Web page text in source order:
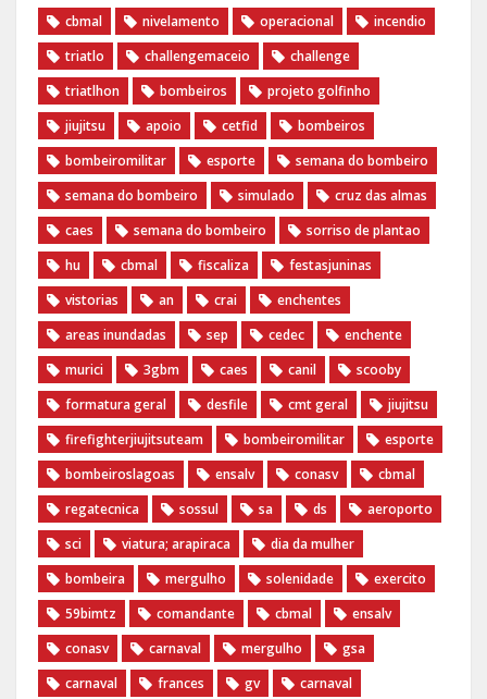
cbmal nivelamento operacional
incendio
triatlo
challengemaceio
challenge
triatlhon
bombeiros
projeto golfinho
jiujitsu
apoio cetfid
bombeiros
bombeiromilitar
esporte
semana do bombeiro
semana do bombeiro
simulado
cruz das almas
caes
semana do bombeiro
sorriso de plantao
hu
cbmal fiscaliza
festasjuninas
vistorias
an crai
enchentes
areas inundadas
sep cedec
enchente
murici
3gbm caes canil
scooby
formatura geral
desfile cmt geral
jiujitsu
firefighterjiujitsuteam
bombeiromilitar
esporte
bombeiroslagoas
ensalv conasv
cbmal
regatecnica
sossul sa ds
aeroporto
sci
viatura; arapiraca
dia da mulher
bombeira
mergulho solenidade
exercito
59bimtz
comandante cbmal
ensalv
conasv
carnaval mergulho
gsa
carnaval
frances gv
carnaval